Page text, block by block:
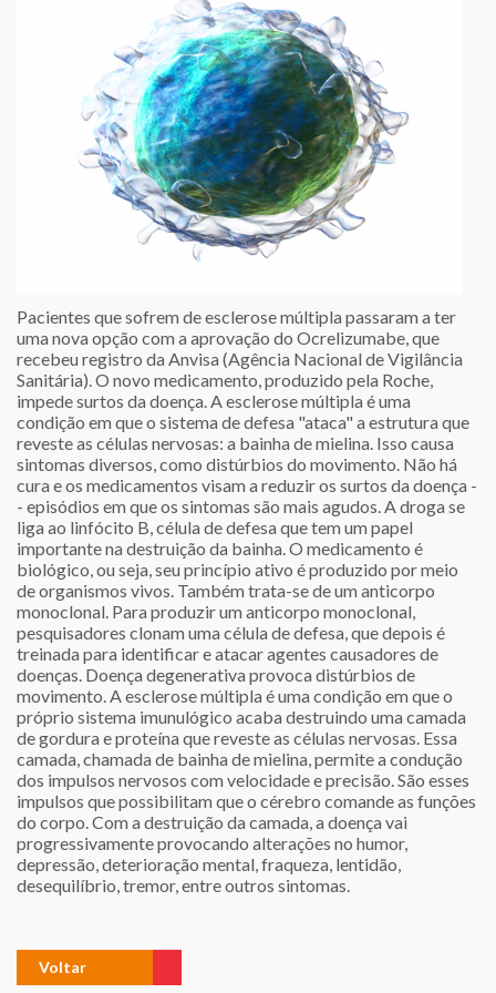
Pacientes que sofrem de esclerose múltipla passaram a ter
uma nova opção com a aprovação do Ocrelizumabe, que
recebeu registro da Anvisa (Agência Nacional de Vigilância
Sanitária). O novo medicamento, produzido pela Roche,
impede surtos da doença. A esclerose múltipla é uma
condição em que o sistema de defesa "ataca" a estrutura que
reveste as células nervosas: a bainha de mielina. Isso causa
sintomas diversos, como distúrbios do movimento. Não há
cura e os medicamentos visam a reduzir os surtos da doença -
- episódios em que os sintomas são mais agudos. A droga se
liga ao linfócito B, célula de defesa que tem um papel
importante na destruição da bainha. O medicamento é
biológico, ou seja, seu princípio ativo é produzido por meio
de organismos vivos. Também trata-se de um anticorpo
monoclonal. Para produzir um anticorpo monoclonal,
pesquisadores clonam uma célula de defesa, que depois é
treinada para identificar e atacar agentes causadores de
doenças. Doença degenerativa provoca distúrbios de
movimento. A esclerose múltipla é uma condição em que o
próprio sistema imunulógico acaba destruindo uma camada
de gordura e proteína que reveste as células nervosas. Essa
camada, chamada de bainha de mielina, permite a condução
dos impulsos nervosos com velocidade e precisão. São esses
impulsos que possibilitam que o cérebro comande as funções
do corpo. Com a destruição da camada, a doença vai
progressivamente provocando alterações no humor,
depressão, deterioração mental, fraqueza, lentidão,
desequilíbrio, tremor, entre outros sintomas.
Voltar